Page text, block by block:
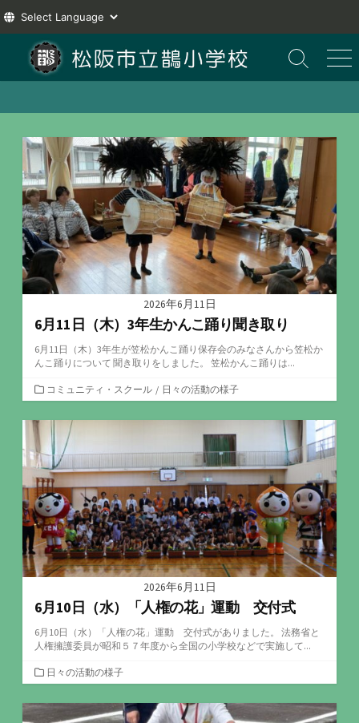
テ
検
索
り
え
メ
ニ
ー
2026年6月11日
6月11日（木）3年生かんこ踊り聞き取り
6月11日（木）3年生が笠松かんこ踊り保存会のみなさんから笠松か
んこ踊りについて 聞き取りをしました。 笠松かんこ踊りは...
カ
テ
ゴ
リ
ー
コミュニティ・スクール / 日々の活動の様子
2026年6月11日
6月10日（水）「人権の花」運動 交付式
6月10日（水）「人権の花」運動 交付式がありました。 法務省と
人権擁護委員が昭和５７年度から全国の小学校などで実施して...
カ
テ
ゴ
リ
日々の活動の様子